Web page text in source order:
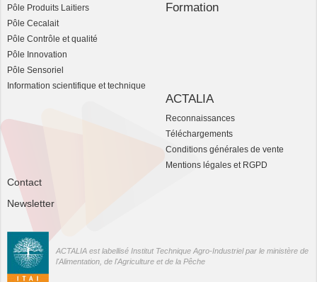
Pôle Produits Laitiers
Pôle Cecalait
Pôle Contrôle et qualité
Pôle Innovation
Pôle Sensoriel
Information scientifique et technique
Formation
ACTALIA
Reconnaissances
Téléchargements
Conditions générales de vente
Mentions légales et RGPD
Contact
Newsletter
ACTALIA est labellisé Institut Technique Agro-Industriel par le ministère de
l'Alimentation, de l'Agriculture et de la Pêche